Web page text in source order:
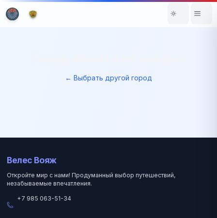
← Выбрать другой город
Велес Вояж
Откройте мир с нами! Продуманный выбор путешествий,
незабываемые впечатления.
+7 985 063-51-34